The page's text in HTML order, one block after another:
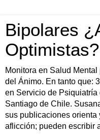
Bipolares
Optimistas?
Monitora en Salud
del Ánimo. En tanto que:
en Servicio de
Santiago de Chile.
sus publicaciones orienta
aflicción; pueden escribir